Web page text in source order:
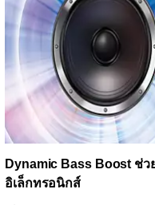
Dynamic Bass Boost ช่ว
อิเล็กทรอนิกส์